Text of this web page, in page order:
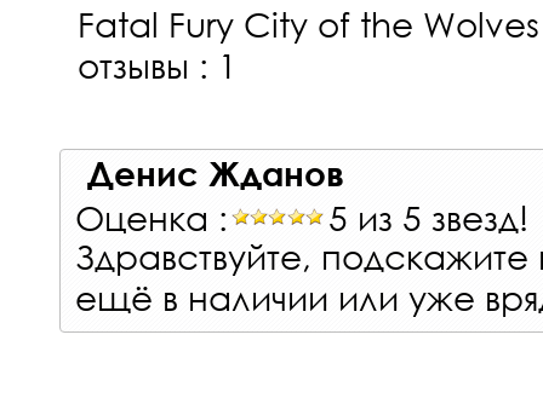
Fatal Fury City of the
отзывы : 1
Денис Жданов
Оценка :
5 из 5 звезд!
Здравствуйте,
ещё в наличии или уже